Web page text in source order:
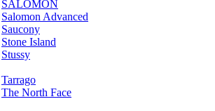
SALOMON
Salomon Advanced
Saucony
Stone Island
Stussy
Tarrago
The North Face